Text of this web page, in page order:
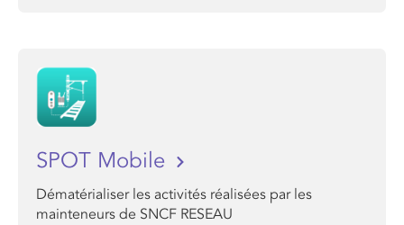
SPOT Mobile
Dématérialiser les activités réalisées par les
mainteneurs de SNCF RESEAU